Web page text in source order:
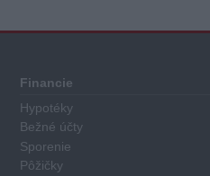
Financie
Hypotéky
Bežné účty
Sporenie
Pôžičky